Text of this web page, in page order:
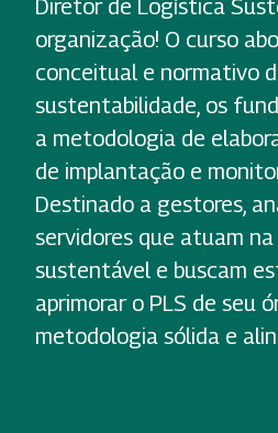
Diretor de Logística
organização! O curso
conceitual e normativo
sustentabilidade, os
a metodologia de
de implantação e
Destinado a gestores,
servidores que atuam
sustentável e buscam
aprimorar o PLS de seu
metodologia sólida e